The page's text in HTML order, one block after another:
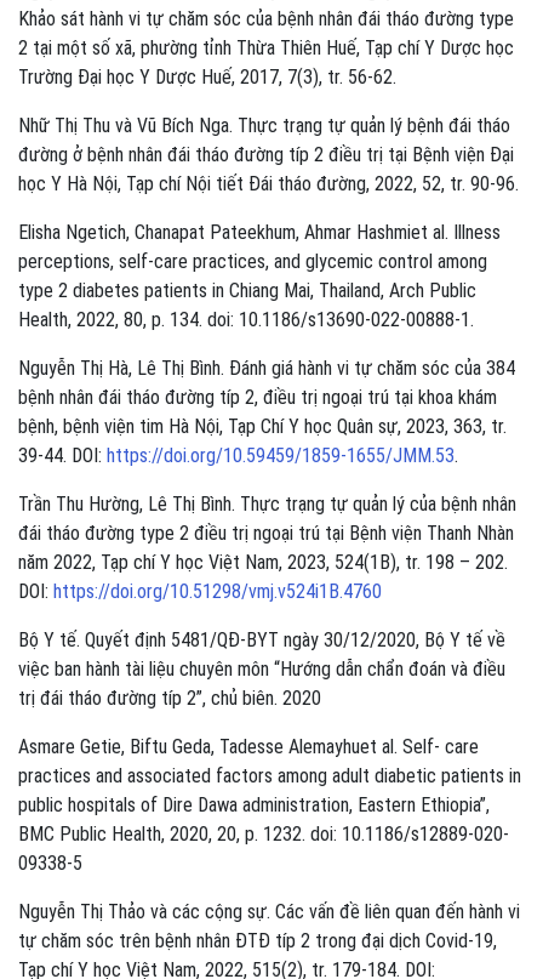
Khảo sát hành vi tự chăm sóc của bệnh nhân đái tháo đường type
2 tại một số xã, phường tỉnh Thừa Thiên Huế, Tạp chí Y Dược học
Trường Đại học Y Dược Huế, 2017, 7(3), tr. 56-62.
Nhữ Thị Thu và Vũ Bích Nga. Thực trạng tự quản lý bệnh đái tháo
đường ở bệnh nhân đái tháo đường típ 2 điều trị tại Bệnh viện Đại
học Y Hà Nội, Tạp chí Nội tiết Đái tháo đường, 2022, 52, tr. 90-96.
Elisha Ngetich, Chanapat Pateekhum, Ahmar Hashmiet al. Illness
perceptions, self-care practices, and glycemic control among
type 2 diabetes patients in Chiang Mai, Thailand, Arch Public
Health, 2022, 80, p. 134. doi: 10.1186/s13690-022-00888-1.
Nguyễn Thị Hà, Lê Thị Bình. Đánh giá hành vi tự chăm sóc của 384
bệnh nhân đái tháo đường típ 2, điều trị ngoại trú tại khoa khám
bệnh, bệnh viện tim Hà Nội, Tạp Chí Y học Quân sự, 2023, 363, tr.
39-44. DOI: https://doi.org/10.59459/1859-1655/JMM.53.
Trần Thu Hường, Lê Thị Bình. Thực trạng tự quản lý của bệnh nhân
đái tháo đường type 2 điều trị ngoại trú tại Bệnh viện Thanh Nhàn
năm 2022, Tạp chí Y học Việt Nam, 2023, 524(1B), tr. 198 – 202.
DOI: https://doi.org/10.51298/vmj.v524i1B.4760
Bộ Y tế. Quyết định 5481/QĐ-BYT ngày 30/12/2020, Bộ Y tế về
việc ban hành tài liệu chuyên môn “Hướng dẫn chẩn đoán và điều
trị đái tháo đường típ 2”, chủ biên. 2020
Asmare Getie, Biftu Geda, Tadesse Alemayhuet al. Self- care
practices and associated factors among adult diabetic patients in
public hospitals of Dire Dawa administration, Eastern Ethiopia”,
BMC Public Health, 2020, 20, p. 1232. doi: 10.1186/s12889-020-
09338-5
Nguyễn Thị Thảo và các cộng sự. Các vấn đề liên quan đến hành vi
tự chăm sóc trên bệnh nhân ĐTĐ típ 2 trong đại dịch Covid-19,
Tạp chí Y học Việt Nam, 2022, 515(2), tr. 179-184. DOI: